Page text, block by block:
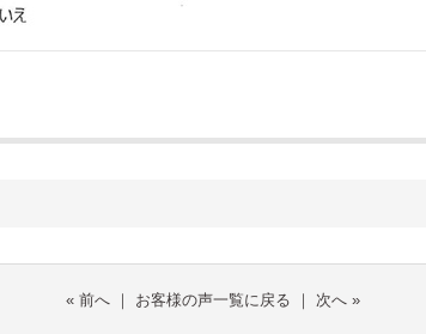
« 前へ ｜ お客様の声一覧に戻る ｜ 次へ »